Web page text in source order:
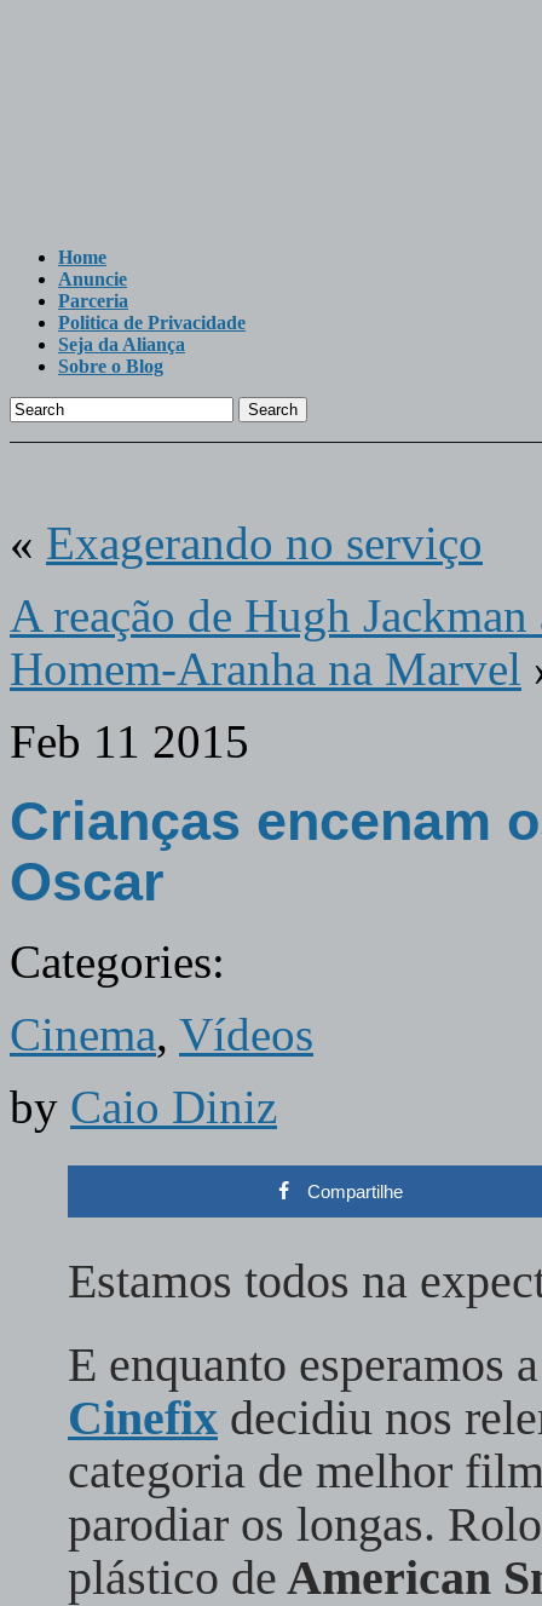
Home
Anuncie
Parceria
Politica de Privacidade
Seja da Aliança
Sobre o Blog
Search
« Exagerando no serviço
A reação de Hugh
Homem-Aranha na Marvel
Feb 11 2015
Crianças encenam
Oscar
Categories:
Cinema, Vídeos
by Caio Diniz
Compartilhe
Estamos todos na
E enquanto esperamos
Cinefix decidiu nos
categoria de melhor
parodiar os longas.
plástico de American